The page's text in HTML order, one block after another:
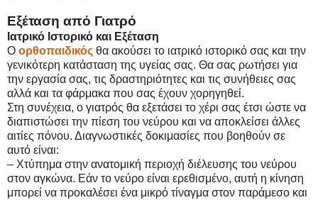
Εξέταση από Γιατρό
Ιατρικό Ιστορικό και Εξέταση
Ο ορθοπαιδικός θα ακούσει το ιατρικό ιστορικό σας και την
γενικότερη κατάσταση της υγείας σας. Θα σας ρωτήσει για
την εργασία σας, τις δραστηριότητες και τις συνήθειες σας
αλλά και τα φάρμακα που σας έχουν χορηγηθεί.
Στη συνέχεια, ο γιατρός θα εξετάσει το χέρι σας έτσι ώστε να
διαπιστώσει την πίεση του νεύρου και να αποκλείσει άλλες
αιτίες πόνου. Διαγνωστικές δοκιμασίες που βοηθούν σε
αυτό είναι:
– Χτύπημα στην ανατομική περιοχή διέλευσης του νεύρου
στον αγκώνα. Εάν το νεύρο είναι ερεθισμένο, αυτή η κίνηση
μπορεί να προκαλέσει ένα μικρό τίναγμα στον παράμεσο και